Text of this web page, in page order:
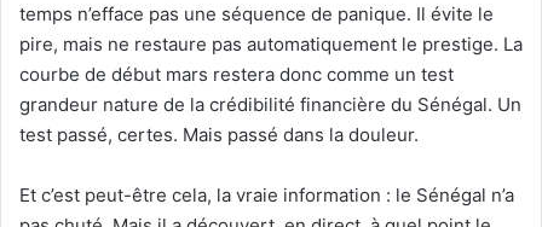
temps n’efface pas une séquence de panique. Il évite le
pire, mais ne restaure pas automatiquement le prestige. La
courbe de début mars restera donc comme un test
grandeur nature de la crédibilité financière du Sénégal. Un
test passé, certes. Mais passé dans la douleur.
Et c’est peut-être cela, la vraie information : le Sénégal n’a